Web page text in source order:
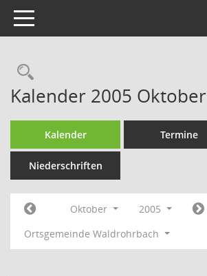
Toggle navigation
Rechercheauswahl
Kalender 2005 Oktober
Kalender Termine
Niederschriften
Oktober 2005
Ortsgemeinde Waldrohrbach